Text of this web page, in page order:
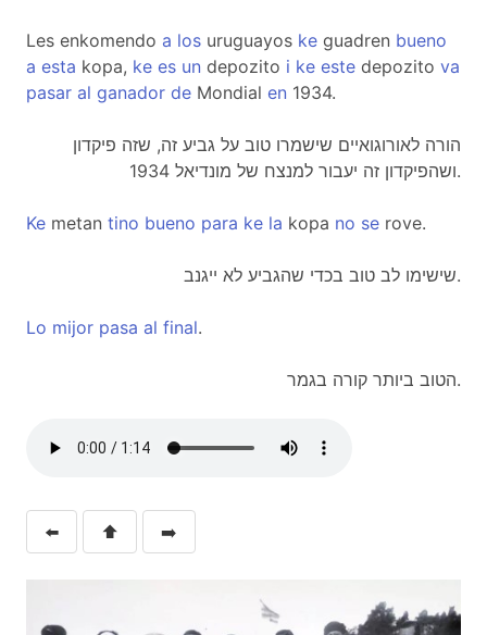
Les enkomendo a los uruguayos ke guadren bueno
a esta kopa, ke es un depozito i ke este depozito va
pasar al ganador de Mondial en 1934.
הורה לאורוגואיים שישמרו טוב על גביע זה, שזה פיקדון
ושהפיקדון זה יעבור למנצח של מונדיאל 1934.
Ke metan tino bueno para ke la kopa no se rove.
שישימו לב טוב בכדי שהגביע לא ייגנב.
Lo mijor pasa al final.
הטוב ביותר קורה בגמר.
⬅️ ⬆️ ➡️